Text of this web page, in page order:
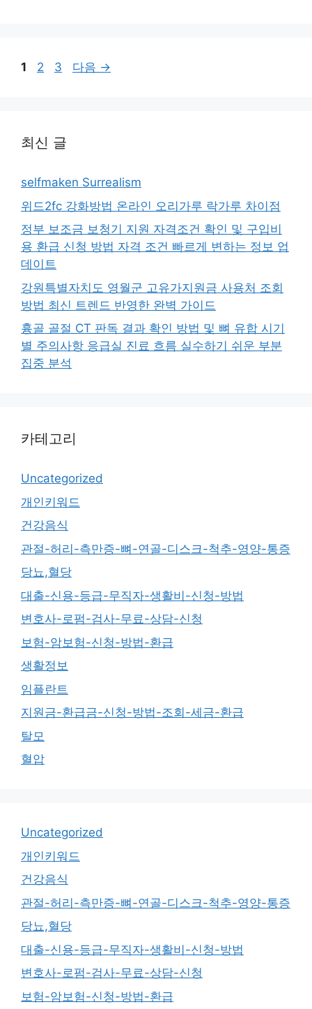
페
1
페
2
페
3 다음 →
최신 글
selfmaken Surrealism
위드2fc 강화방법 온라인 오리가루 락가루 차이점
정부 보조금 보청기 지원 자격조건 확인 및 구입비
용 환급 신청 방법 자격 조건 빠르게 변하는 정보 업
데이트
강원특별자치도 영월군 고유가지원금 사용처 조회
방법 최신 트렌드 반영한 완벽 가이드
흉골 골절 CT 판독 결과 확인 방법 및 뼈 유합 시기
별 주의사항 응급실 진료 흐름 실수하기 쉬운 부분
집중 분석
카테고리
Uncategorized
개인키워드
건강음식
관절-허리-측만증-뼈-연골-디스크-척추-영양-통증
당뇨,혈당
대출-신용-등급-무직자-생활비-신청-방법
변호사-로펌-검사-무료-상담-신청
보험-암보험-신청-방법-환급
생활정보
임플란트
지원금-환급금-신청-방법-조회-세금-환급
탈모
혈압
Uncategorized
개인키워드
건강음식
관절-허리-측만증-뼈-연골-디스크-척추-영양-통증
당뇨,혈당
대출-신용-등급-무직자-생활비-신청-방법
변호사-로펌-검사-무료-상담-신청
보험-암보험-신청-방법-환급